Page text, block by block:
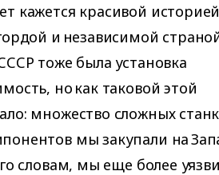
кажется красивой
и независимой
тоже была установка
но как таковой этой
множество сложных
мы закупали на
словам, мы еще более